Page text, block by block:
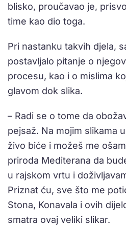
blisko, proučavao je,
time kao dio toga.
Pri nastanku takvih djela,
postavljalo pitanje o
procesu, kao i o mislima
glavom dok slika.
– Radi se o tome da
pejsaž. Na mojim slikama
živo biće i možeš me
priroda Mediterana da
u rajskom vrtu i
Priznat ću, sve što me
Stona, Konavala i ovih
smatra ovaj veliki slikar.